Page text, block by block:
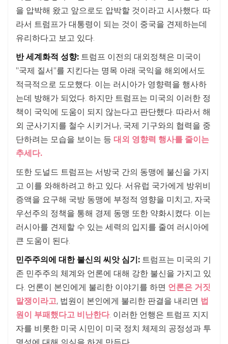
을 압박해 왔고 앞으로도 압박할 것이라고 시사했다. 따
라서 트럼프가 대통령이 되는 것이 중국을 견제하는데
유리하다고 보고 있다.
반 세계화적 성향: 트럼프 이전의 대외정책은 미국이
"국제 질서"를 지킨다는 명목 아래 국익을 해외에서도
적극적으로 도모했다. 이는 러시아가 영향력을 행사하
는데 방해가 되었다. 하지만 트럼프는 미국의 이러한 정
책이 국익에 도움이 되지 않는다고 판단했다. 따라서 해
외 군사기지를 철수 시키거나, 국제 기구와의 협력을 중
단하려는 모습을 보이는 등 대외 영향력 행사를 줄이는
추세다.
또한 도널드 트럼프는 서방국 간의 동맹에 불신을 가지
고 이를 와해하려고 하고 있다. 서유럽 국가에게 방위비
증액을 요구해 국방 동맹에 부정적 영향을 미치고, 자국
우선주의 정책을 통해 경제 동맹 또한 약화시켰다. 이는
러시아를 견제할 수 있는 세력의 입지를 줄여 러시아에
큰 도움이 된다.
민주주의에 대한 불신의 씨앗 심기: 트럼프는 미국의 기
존 민주주의 체계와 언론에 대해 강한 불신을 가지고 있
다. 언론이 본인에게 불리한 이야기를 하면 언론은 거짓
말쟁이라고, 법원이 본인에게 불리한 판결을 내리면 법
원이 부패했다고 비난한다. 이러한 언행은 트럼프 지지
자를 비롯한 미국 시민이 미국 정치 체제의 공정성과 투